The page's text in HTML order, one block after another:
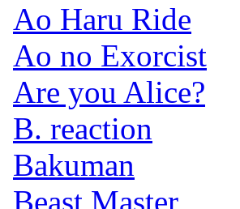
Ao Haru Ride
Ao no Exorcist
Are you Alice?
B. reaction
Bakuman
Beast Master